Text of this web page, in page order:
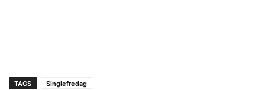
TAGS Singlefredag